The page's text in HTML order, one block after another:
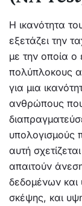
Η ικανότητα
εξετάζει την
με την οποία ο
πολύπλοκους
για μια
ανθρώπους
υπολογισμούς
αυτή
απαιτούν
δεδομένων και
σκέψης, και